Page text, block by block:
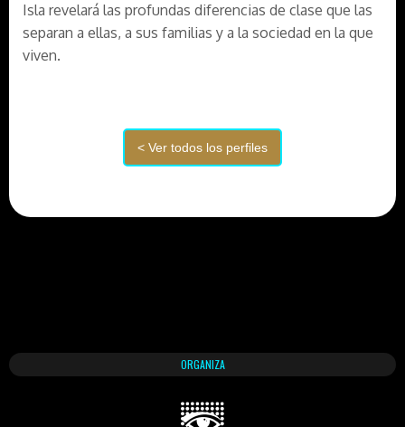
Isla revelará las profundas diferencias de clase que las
separan a ellas, a sus familias y a la sociedad en la que
viven.
ORGANIZA